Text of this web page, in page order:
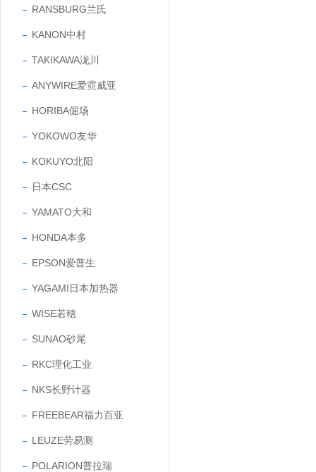
RANSBURG兰氏
KANON中村
TAKIKAWA泷川
ANYWIRE爱霓威亚
HORIBA倔场
YOKOWO友华
KOKUYO北阳
日本CSC
YAMATO大和
HONDA本多
EPSON爱普生
YAGAMI日本加热器
WISE若穂
SUNAO砂尾
RKC理化工业
NKS长野计器
FREEBEAR福力百亚
LEUZE劳易测
POLARION普拉瑞